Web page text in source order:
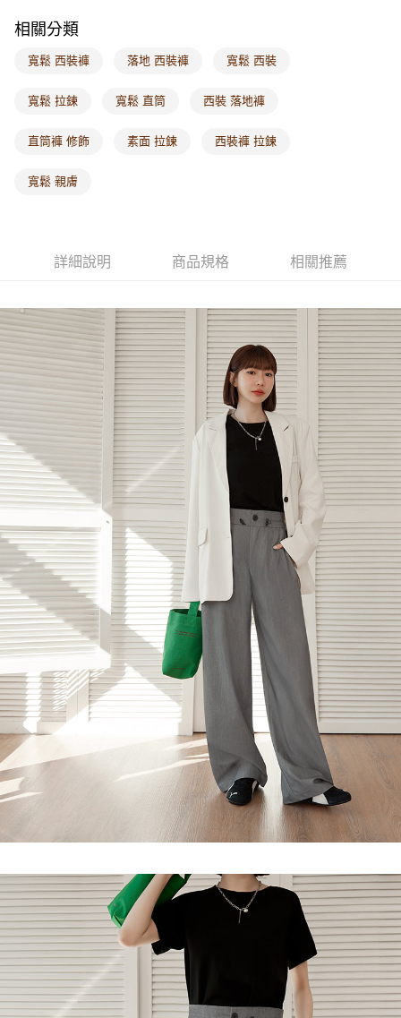
付款後門市自取
每筆NT$60，滿NT$1,000(含以上)免運費
相關分類
寬鬆 西裝褲 落地 西裝褲 寬鬆 西裝
寬鬆 拉鍊 寬鬆 直筒 西裝 落地褲
直筒褲 修飾 素面 拉鍊 西裝褲 拉鍊
寬鬆 親膚
詳細說明 商品規格 相關推薦